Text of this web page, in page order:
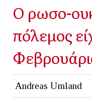
Ο ρωσο-
πόλεμος
Andreas Umland